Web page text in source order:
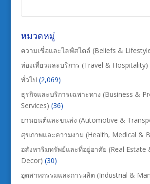
หมวดหมู่
ความเชื่อและไลฟ์สไตล์ (Beliefs &
ท่องเที่ยวและบริการ (Travel & Hospitality)
ทั่วไป (2,069)
ธุรกิจและบริการเฉพาะทาง (Business &
Services) (36)
ยานยนต์และขนส่ง (Automotive &
สุขภาพและความงาม (Health, Medical &
อสังหาริมทรัพย์และที่อยู่อาศัย (Real Estate
Decor) (30)
อุตสาหกรรมและการผลิต (Industrial &